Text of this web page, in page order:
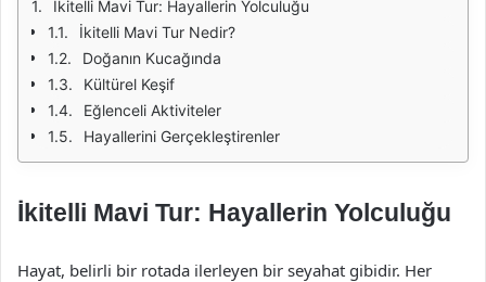
İkitelli Mavi Tur: Hayallerin Yolculuğu
İkitelli Mavi Tur Nedir?
Doğanın Kucağında
Kültürel Keşif
Eğlenceli Aktiviteler
Hayallerini Gerçekleştirenler
İkitelli Mavi Tur: Hayallerin Yolculuğu
Hayat, belirli bir rotada ilerleyen bir seyahat gibidir. Her